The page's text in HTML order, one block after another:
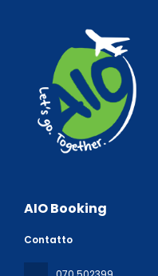
AIO Booking
Contatto